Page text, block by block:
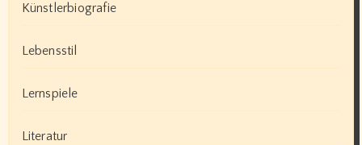
Künstlerbiografie
Lebensstil
Lernspiele
Literatur